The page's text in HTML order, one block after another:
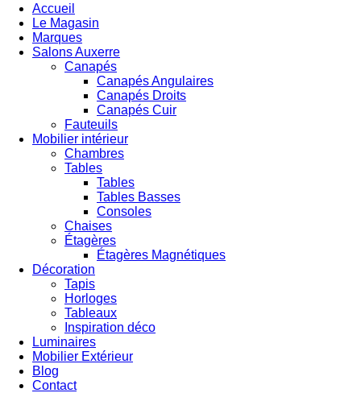
Accueil
Le Magasin
Marques
Salons Auxerre
Canapés
Canapés Angulaires
Canapés Droits
Canapés Cuir
Fauteuils
Mobilier intérieur
Chambres
Tables
Tables
Tables Basses
Consoles
Chaises
Étagères
Étagères Magnétiques
Décoration
Tapis
Horloges
Tableaux
Inspiration déco
Luminaires
Mobilier Extérieur
Blog
Contact